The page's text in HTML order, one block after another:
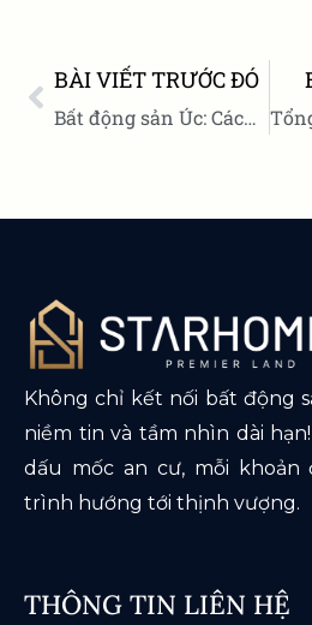
BÀI VIẾT TRƯỚC ĐÓ
Bất động sản Úc: Cách đánh giá tiềm năng tăng giá của một dự án
Không chỉ kết nối bất động
niềm tin và tầm nhìn dài
dấu mốc an cư, mỗi
trình hướng tới thịnh vượng.
THÔNG TIN LIÊN HỆ